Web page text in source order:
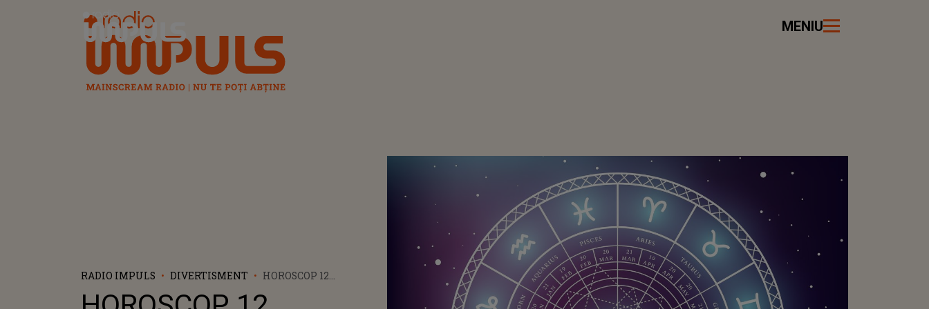
Radio Impuls MENIU
RADIO IMPULS DIVERTISMENT
HOROSCOP 12
ZODIE SIMTE CĂ ÎI FUGE